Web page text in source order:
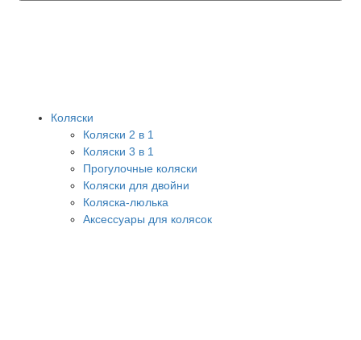
Коляски
Коляски 2 в 1
Коляски 3 в 1
Прогулочные коляски
Коляски для двойни
Коляска-люлька
Аксессуары для колясок